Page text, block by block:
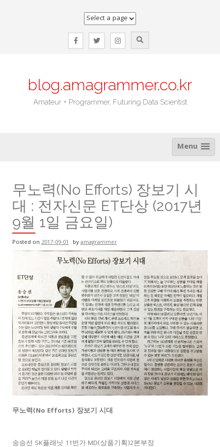
blog.amagrammer.co.kr
Amateur + Programmer, Futuring Data Scientist
Menu
무노력(No Efforts) 장보기 시
대 : 전자신문 ET단상 (2017년
9월 1일 금요일)
Posted on 2017-09-01 byamagrammer
무노력(No Efforts) 장보기 시대
송승선 SK플래닛 11번가 MD(상품기획)2본부장